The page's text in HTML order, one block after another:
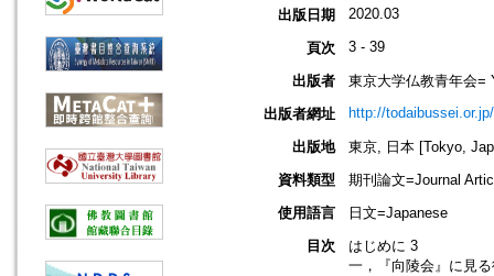
出版日期 2020.03
頁次 3 - 39
出版者
東京大学仏教青年会=
出版者網址
http://
出版地
東京, 日本 [Tokyo,
資料類型
期刊論文=Journal
使用語言
日文=Japanese
目次
はじめに 3
一，『向陵会』に見